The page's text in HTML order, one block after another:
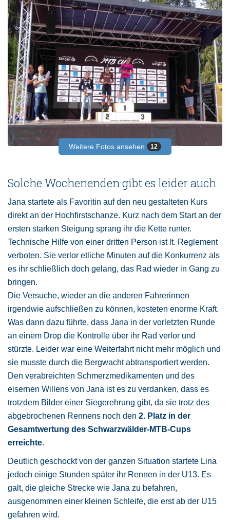
Weitere Fotos ansehen 12
Solche Wochenenden gibt es leider auch
Jana startete als Favoritin auf den neu gestalteten Kurs
direkt an der Hochfirstschanze. Kurz nach dem Start an der
ersten starken Steigung sprang ihr die Kette runter.
Technische Hilfe von einer dritten Person ist lt. Reglement
verboten. Sie verlor etliche Minuten auf die Konkurrenz als
es ihr schließlich doch gelang, das Rad wieder in Gang zu
bringen.
Die Versuche, wieder an die anderen Fahrerinnen
irgendwie aufschließen zu können, kosteten enorme Kraft.
Was dann dazu führte, dass Jana in der vorletzten Runde
an einem Drop die Kontrolle über ihr Rad verlor und
stürzte. Leider war eine Weiterfahrt nicht mehr möglich und
sie musste durch die Bergwacht abtransportiert werden.
Den verabreichten Schmerzmedikamenten und des
eisernen Willens von Jana ist es zu verdanken, dass es
trotzdem Bilder einer Siegerehrung gibt, da sie trotz des
abgebrochenen Rennens noch den 2. Platz in der
Gesamtwertung des Schwarzwälder-MTB-Cups
erreichte.
Deutlich geschockt von der ganzen Situation startete Lina
jedoch einige Stunden später ihr Rennen in der U13. Es
galt, die gleiche Strecke wie Jana zu befahren,
ausgenommen einer kleinen Schleife, die erst ab der U15
gefahren wird.